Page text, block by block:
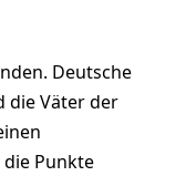
Deutsche
die Väter der
die Punkte